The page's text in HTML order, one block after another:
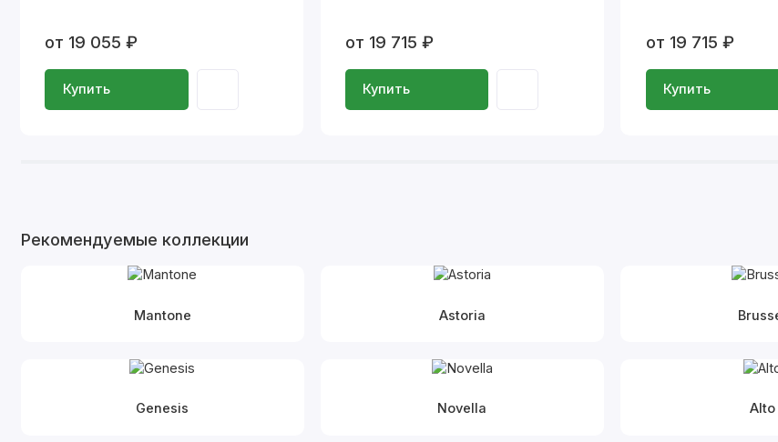
от 19 055 ₽
Купить
от 19 715 ₽
Купить
от 19 715 ₽
Купить
Рекомендуемые коллекции
Mantone Astoria
Genesis Novella Alto